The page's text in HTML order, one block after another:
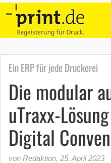
Ein ERP für jede Druckerei
Die modular
uTraxx-
Digital
von Redaktion, 25. April 2023